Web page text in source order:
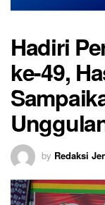
Hadiri
ke-49,
by Redaksi